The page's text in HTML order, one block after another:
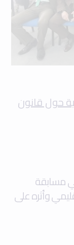
حول قانون
مسابقة
وأثره على